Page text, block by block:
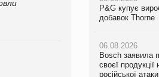
P&G купує
добавок Thorne
06.08.2026
Bosch заявила
своєї продукції
російської атаки
у VARUS
ТОКЕРИ
P&G купує
добавок Thorne
06.08.2026
Bosch заявила
своєї продукції
російської атаки